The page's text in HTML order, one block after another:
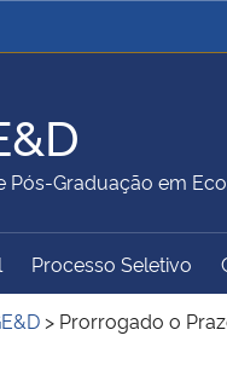
Ministério da Justiça e
Ministério da Educação
Ministério do Turismo
Pós-Graduação em
Sítio
Processo Seletivo
> Prorrogado o